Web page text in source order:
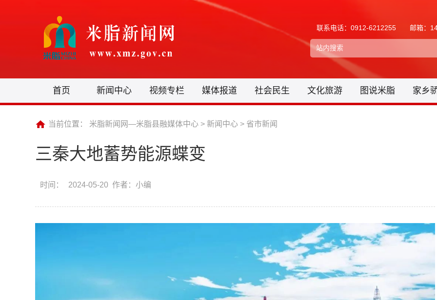
联系电话：0912-6212255 邮箱：
首页 新闻中心 视频专栏 媒体报道 社会民生 文化旅游 图说米脂 家乡
当前位置： 米脂新闻网—米脂县融媒体中心 > 新闻中心 > 省市新闻
三秦大地蓄势能源蝶变
时间： 2024-05-20 作者：小编